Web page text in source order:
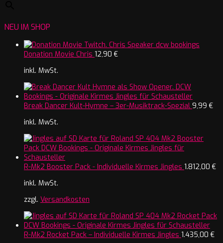
NEU IM SHOP
Donation Movie Chris 12,90 €
inkl. MwSt.
Break Dancer Kult-Hymne – 3er-Musiktrack-Spezial 9,99 €
inkl. MwSt.
R-Mk2 Booster Pack - Individuelle Kirmes Jingles 1.812,00 €
inkl. MwSt.
zzgl. Versandkosten
R-Mk2 Rocket Pack – Individuelle Kirmes Jingles 1.435,00 €